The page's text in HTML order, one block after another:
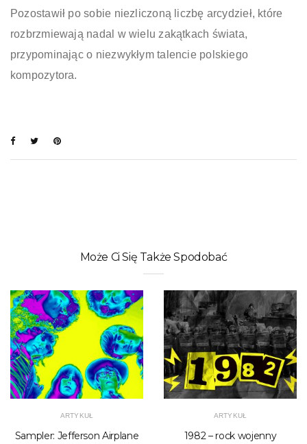
Pozostawił po sobie niezliczoną liczbę arcydzieł, które
rozbrzmiewają nadal w wielu zakątkach świata,
przypominając o niezwykłym talencie polskiego
kompozytora.
Może Ci Się Także Spodobać
ARTYKUŁ
Sampler: Jefferson Airplane
ARTYKUŁ
1982 – rock wojenny